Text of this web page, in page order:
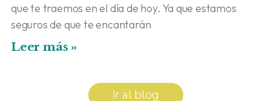
que te traemos en el día de hoy. Ya que estamos
seguros de que te encantarán
Leer más »
Ir al blog